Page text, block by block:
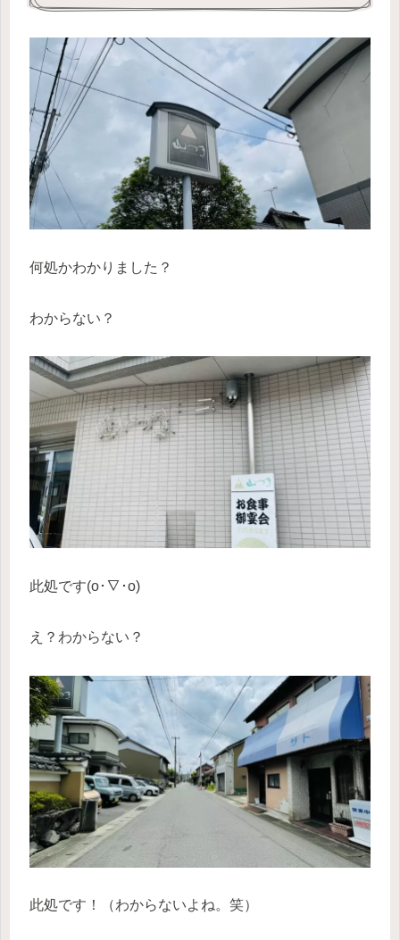
何処かわかりました？
わからない？
此処です(o･∇･o)
え？わからない？
此処です！（わからないよね。笑）